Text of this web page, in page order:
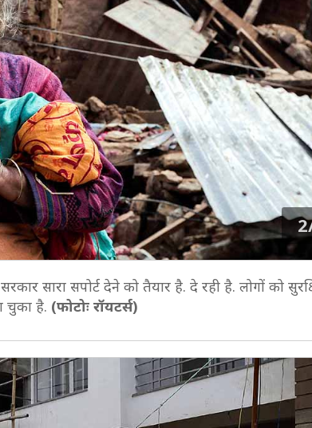
सारा सपोर्ट देने को तैयार है. दे रही है. लोगों को
चुका है. (फोटोः रॉयटर्स)